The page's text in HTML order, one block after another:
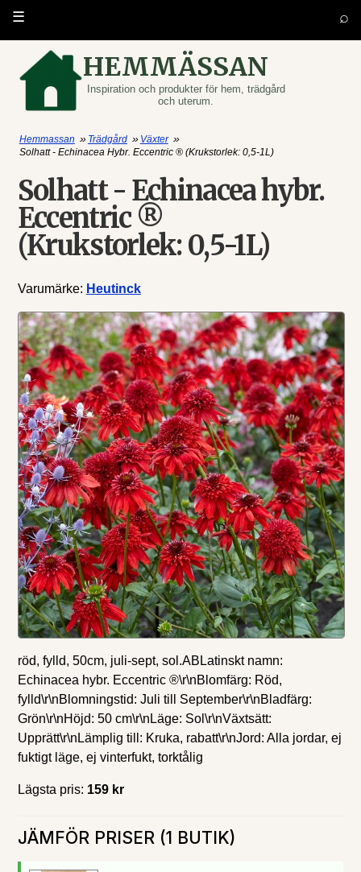
HEMMÄSSAN
Inspiration och produkter för hem, trädgård
och uterum.
☰ ⌕
Hemmassan » Trädgård » Växter »
Solhatt - Echinacea Hybr. Eccentric ® (Krukstorlek: 0,5-1L)
Solhatt - Echinacea hybr.
Eccentric ®
(Krukstorlek: 0,5-1L)
Varumärke: Heutinck
röd, fylld, 50cm, juli-sept, sol.ABLatinskt namn:
Echinacea hybr. Eccentric ®\r\nBlomfärg: Röd,
fylld\r\nBlomningstid: Juli till September\r\nBladfärg:
Grön\r\nHöjd: 50 cm\r\nLäge: Sol\r\nVäxtsätt:
Upprätt\r\nLämplig till: Kruka, rabatt\r\nJord: Alla jordar, ej
fuktigt läge, ej vinterfukt, torktålig
Lägsta pris: 159 kr
JÄMFÖR PRISER (1 BUTIK)